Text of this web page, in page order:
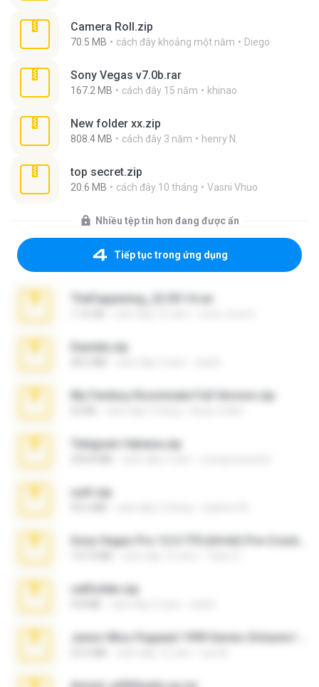
Camera Roll.zip
70.5 MB cách đây khoảng một năm Diego
Sony Vegas v7.0b.rar
167.2 MB cách đây 15 năm khinao
New folder xx.zip
808.4 MB cách đây 3 năm henry N.
top secret.zip
20.6 MB cách đây 10 tháng Vasni Vhuo
Nhiều tệp tin hơn đang được ẩn
Tiếp tục trong ứng dụng
TheFappening_22.09.14.rar
Daniela.zip
My Femboy Roommate Full Version.zip
Telegram fabiana.zip
ouh!.zip
cellfolder.zip